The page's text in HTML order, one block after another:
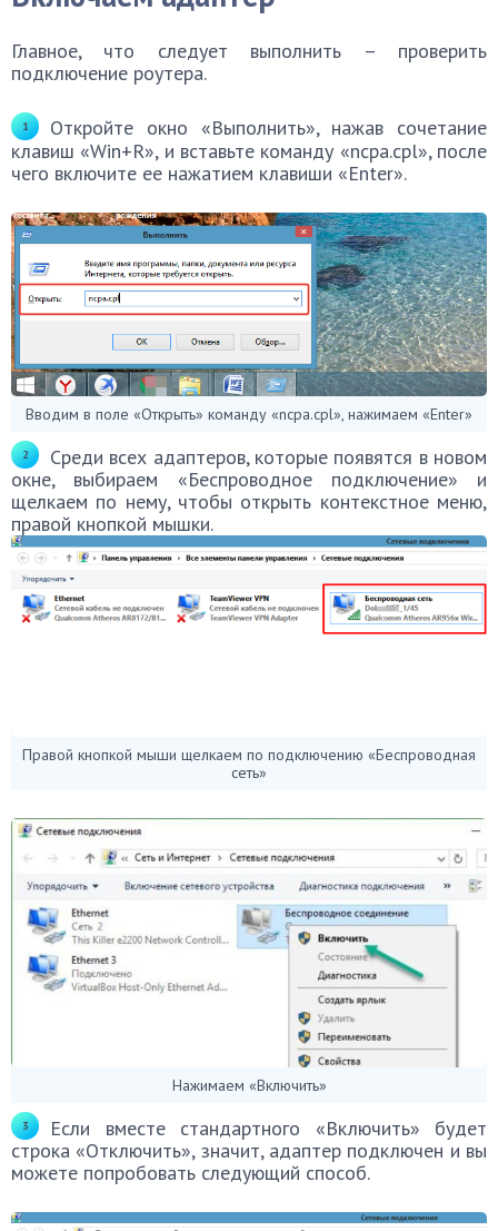
Главное, что следует выполнить – проверить
подключение роутера.
Откройте oкнo «Выполнить», нажав сочетание
клавиш «Win+R», и вставьте команду «ncpa.cpl», после
чего включите ее нажатием клавиши «Enter».
Вводим в поле «Открыть» команду «ncpa.cpl», нажимаем «Enter»
Среди всех адаптеров, которые появятся в новом
окне, выбираем «Беспроводное подключение» и
щелкаем по нему, чтобы открыть контекстное меню,
правой кнопкой мышки.
Правой кнопкой мыши щелкаем по подключению «Беспроводная
сеть»
Нажимаем «Включить»
Если вместе стандартного «Включить» будет
строка «Отключить», значит, адаптер подключен и вы
можете попробовать следующий способ.